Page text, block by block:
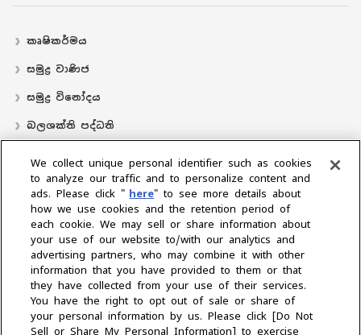
කෘෂිකර්මය
සමුද්‍ර වාණිජ
සමුද්‍ර විනෝදය
බලශක්ති පද්ධති
බෙදාහරින්නාගේ ස්ථානය
සහාය
අප ගැන
ජනාධිපතිගේ පණිවිඩය අපේ මෙහෙවර
ව්‍යාපාරික ප්‍රදේශ
තාක්ෂණය
සමාගම් පැතිකඩ CSR / පරිසරය
කලාපය තෝරන්න
We collect unique personal identifier such as cookies
to analyze our traffic and to personalize content and
ads. Please click " here" to see more details about
how we use cookies and the retention period of
each cookie. We may sell or share information about
your use of our website to/with our analytics and
advertising partners, who may combine it with other
information that you have provided to them or that
they have collected from your use of their services.
You have the right to opt out of sale or share of
your personal information by us. Please click [Do Not
Sell or Share My Personal Information] to exercise